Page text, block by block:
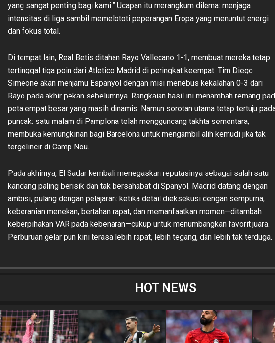
yang sangat penting bagi kami.” Ucapan itu merangkum dilema: menjaga
intensitas di liga sambil memelototi peperangan Eropa yang menuntut energi
dan fokus total.
Di tempat lain, Real Betis ditahan Rayo Vallecano 1-1, membuat mereka tetap
tertinggal tiga poin dari Atletico Madrid di peringkat keempat. Tim Diego
Simeone akan menjamu Espanyol dengan misi menebus kekalahan 0-3 dari
Rayo pada akhir pekan sebelumnya. Rangkaian hasil ini menambah remang
peta empat besar yang masih dinamis. Namun sorotan utama tetap tertuju
puncak: satu malam di Pamplona telah mengguncang takhta sementara,
membuka kemungkinan bagi Barcelona untuk mengambil alih kemudi jika tak
tergelincir di Camp Nou.
Pada akhirnya, El Sadar kembali menegaskan reputasinya sebagai salah satu
kandang paling berisik dan tak bersahabat di Spanyol. Madrid datang dengan
ambisi, pulang dengan pelajaran: ketika detail dieksekusi dengan sempurna,
keberanian menekan, bertahan rapat, dan memanfaatkan momen—ditambah
keberpihakan VAR pada kebenaran—cukup untuk menumbangkan favorit juara.
Perburuan gelar pun kini terasa lebih rapat, lebih tegang, dan lebih tak terduga.
HOT NEWS